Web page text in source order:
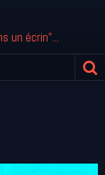
un écrin"...